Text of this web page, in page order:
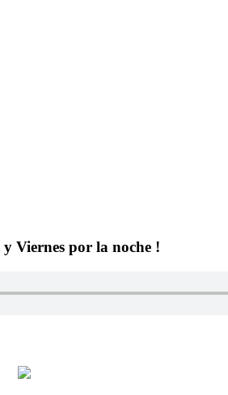
Viernes por la noche !